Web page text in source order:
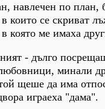
навлечен по план,
които се скриват
която ме имаха
- дълго
минали
щеше да има
играеха "дама".